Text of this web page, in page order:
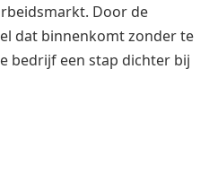
Door de
dat binnenkomt zonder te
bedrijf een stap dichter bij